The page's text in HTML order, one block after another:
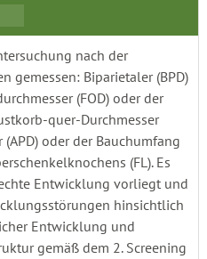
nach der
gemessen: Biparietaler (BPD)
(FOD) oder der
quer-Durchmesser
oder der Bauchumfang
(FL). Es
Entwicklung vorliegt und
hinsichtlich
Entwicklung und
gemäß dem 2. Screening